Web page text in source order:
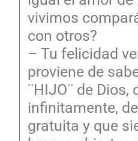
vivimos
con otros?
– Tu felicidad
proviene de
¨HIJO¨ de Dios,
infinitamente,
gratuita y que